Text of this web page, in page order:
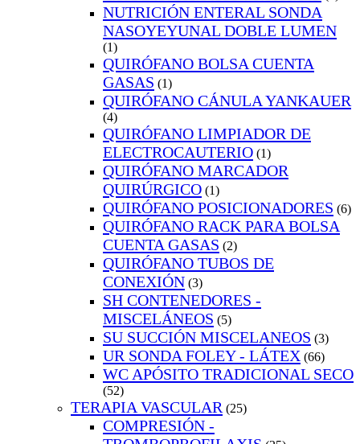
NUTRICIÓN ENTERAL SONDA
NASOYEYUNAL DOBLE LUMEN
(1)
QUIRÓFANO BOLSA CUENTA
GASAS (1)
QUIRÓFANO CÁNULA YANKAUER
(4)
QUIRÓFANO LIMPIADOR DE
ELECTROCAUTERIO (1)
QUIRÓFANO MARCADOR
QUIRÚRGICO (1)
QUIRÓFANO POSICIONADORES (6)
QUIRÓFANO RACK PARA BOLSA
CUENTA GASAS (2)
QUIRÓFANO TUBOS DE
CONEXIÓN (3)
SH CONTENEDORES -
MISCELÁNEOS (5)
SU SUCCIÓN MISCELANEOS (3)
UR SONDA FOLEY - LÁTEX (66)
WC APÓSITO TRADICIONAL SECO
(52)
TERAPIA VASCULAR (25)
COMPRESIÓN -